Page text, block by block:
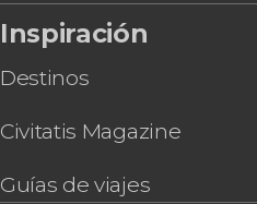
Inspiración
Destinos
Civitatis Magazine
Guías de viajes